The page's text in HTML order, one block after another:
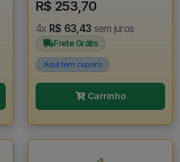
R$ 253,70
4x R$ 63,43 sem juros
Frete Grátis
Aqui tem cupom
Carrinho